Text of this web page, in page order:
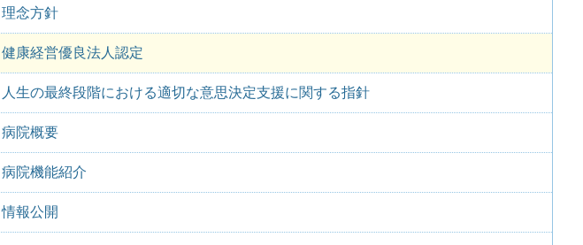
理念方針
健康経営優良法人認定
人生の最終段階における適切な意思決定支援に関する指針
病院概要
病院機能紹介
情報公開